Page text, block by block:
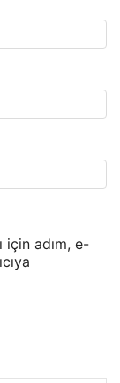
için adım, e-